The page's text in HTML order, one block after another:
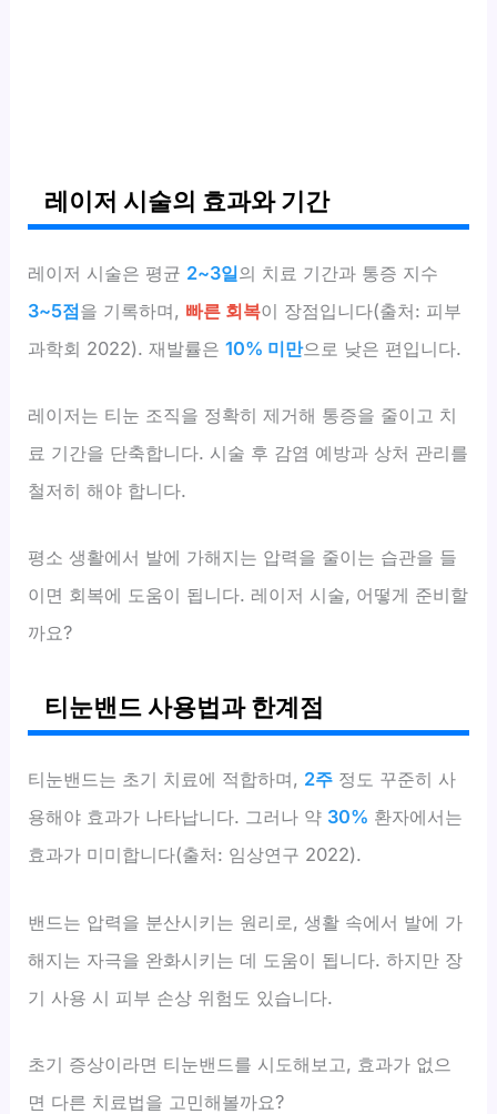
레이저 시술의 효과와 기간
레이저 시술은 평균 2~3일의 치료 기간과 통증 지수
3~5점을 기록하며, 빠른 회복이 장점입니다(출처: 피부
과학회 2022). 재발률은10% 미만으로 낮은 편입니다.
레이저는 티눈 조직을 정확히 제거해 통증을 줄이고 치
료 기간을 단축합니다. 시술 후 감염 예방과 상처 관리를
철저히 해야 합니다.
평소 생활에서 발에 가해지는 압력을 줄이는 습관을 들
이면 회복에 도움이 됩니다. 레이저 시술, 어떻게 준비할
까요?
티눈밴드 사용법과 한계점
티눈밴드는 초기 치료에 적합하며, 2주 정도 꾸준히 사
용해야 효과가 나타납니다. 그러나 약 30% 환자에서는
효과가 미미합니다(출처: 임상연구 2022).
밴드는 압력을 분산시키는 원리로, 생활 속에서 발에 가
해지는 자극을 완화시키는 데 도움이 됩니다. 하지만 장
기 사용 시 피부 손상 위험도 있습니다.
초기 증상이라면 티눈밴드를 시도해보고, 효과가 없으
면 다른 치료법을 고민해볼까요?